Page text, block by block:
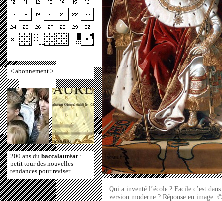
< abonnement >
200 ans du baccalauréat:
petit tour des nouvelles
tendances pour réviser.
Qui a inventé l’école ? Facile c’est
version moderne ? Réponse en image.